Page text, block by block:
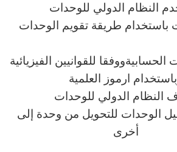
النظام الدولي للوحدات
باستخدام طريقة تقويم الوحدات
للقوانيين الفيزيائية
ارموز العلمية
النظام الدولي للوحدات
الوحدات للتحويل من وحدة إلى
أخرى